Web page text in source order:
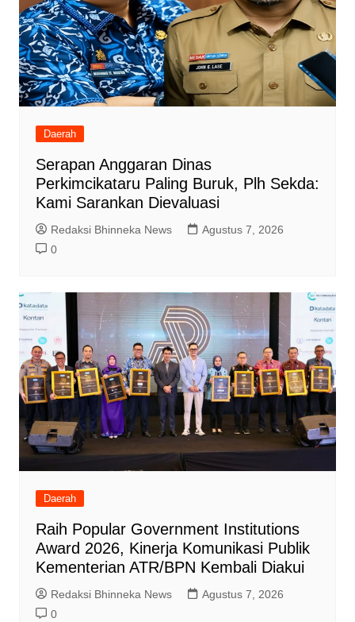
Daerah
Serapan Anggaran Dinas
Perkimcikataru Paling Buruk, Plh Sekda:
Kami Sarankan Dievaluasi
Redaksi Bhinneka News
Agustus 7, 2026
0
Daerah
Raih Popular Government Institutions
Award 2026, Kinerja Komunikasi Publik
Kementerian ATR/BPN Kembali Diakui
Redaksi Bhinneka News
Agustus 7, 2026
0